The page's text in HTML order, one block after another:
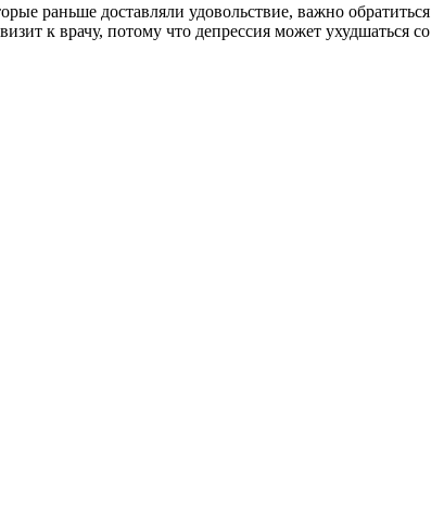
раньше доставляли удовольствие, важно обратиться
к врачу, потому что депрессия может ухудшаться со